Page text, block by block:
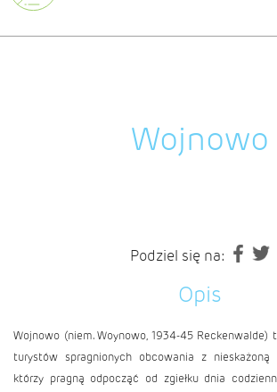
Wojnowo
Podziel się na:
Opis
Wojnowo (niem. Woynowo, 1934-45 Reckenwalde)
turystów spragnionych obcowania z nieskażoną
którzy pragną odpocząć od zgiełku dnia